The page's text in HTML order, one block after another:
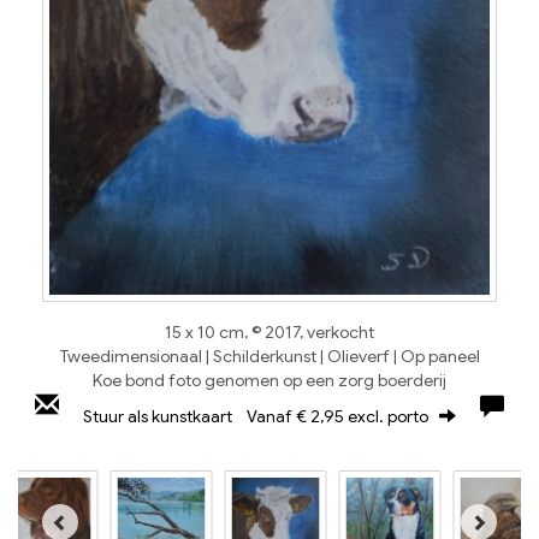
15 x 10 cm, © 2017, verkocht
Tweedimensionaal | Schilderkunst | Olieverf | Op paneel
Koe bond foto genomen op een zorg boerderij
Stuur als kunstkaart Vanaf € 2,95 excl. porto